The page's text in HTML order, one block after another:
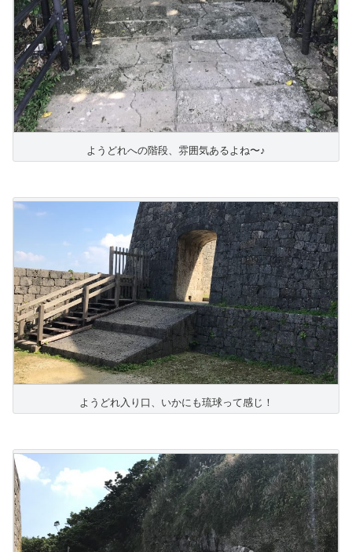
ようどれへの階段、雰囲気あるよね〜♪
ようどれ入り口、いかにも琉球って感じ！